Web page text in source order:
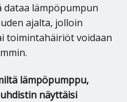
dataa lämpöpumpun
ajalta, jolloin
toimintahäiriöt voidaan
lämpöpumppu,
näyttäisi